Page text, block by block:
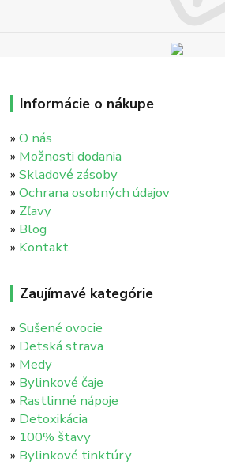
Informácie o nákupe
»O nás
» Možnosti dodania
»Skladové zásoby
»Ochrana osobných údajov
» Zľavy
» Blog
» Kontakt
Zaujímavé kategórie
»Sušené ovocie
» Detská strava
» Medy
» Bylinkové čaje
» Rastlinné nápoje
» Detoxikácia
» 100% štavy
» Bylinkové tinktúry